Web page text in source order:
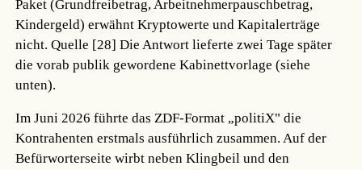
Paket (Grundfreibetrag, Arbeitnehmerpauschbetrag,
Kindergeld) erwähnt Kryptowerte und Kapitalerträge
nicht.Quelle [28] Die Antwort lieferte zwei Tage später
die vorab publik gewordene Kabinettvorlage (siehe
unten).
Im Juni 2026 führte das ZDF-Format „politiX" die
Kontrahenten erstmals ausführlich zusammen. Auf der
Befürworterseite wirbt neben Klingbeil und den